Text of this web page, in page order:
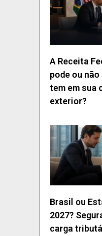
A Receita
pode ou
tem em sua
exterior?
Brasil ou
2027?
carga